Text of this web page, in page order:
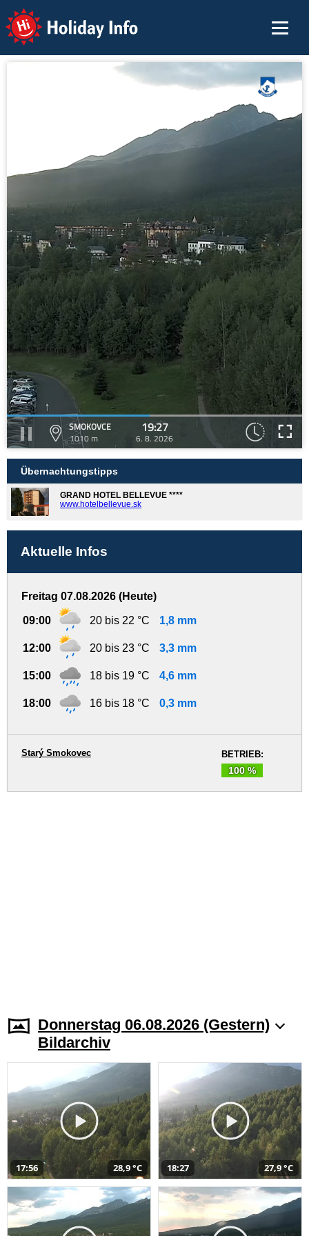
Holiday Info
SMOKOVCE
1010 m
19:27
6. 8. 2026
Übernachtungstipps
GRAND HOTEL BELLEVUE ****
www.hotelbellevue.sk
Aktuelle Infos
Freitag 07.08.2026 (Heute)
09:00 20 bis 22 °C 1,8 mm
12:00 20 bis 23 °C 3,3 mm
15:00 18 bis 19 °C 4,6 mm
18:00 16 bis 18 °C 0,3 mm
BETRIEB:
100 %
Starý Smokovec
Donnerstag 06.08.2026 (Gestern)
Bildarchiv
17:56 28,9 °C 18:27 27,9 °C